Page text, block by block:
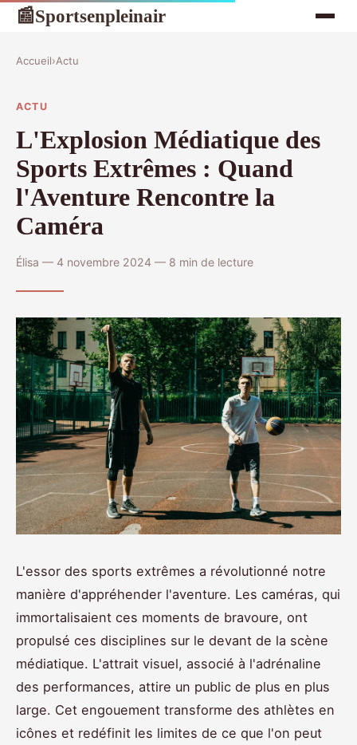
📰Sportsenpleinair
Accueil›Actu
ACTU
L'Explosion Médiatique des
Sports Extrêmes : Quand
l'Aventure Rencontre la
Caméra
Élisa — 4 novembre 2024 — 8 min de lecture
L'essor des sports extrêmes a révolutionné notre
manière d'appréhender l'aventure. Les caméras, qui
immortalisaient ces moments de bravoure, ont
propulsé ces disciplines sur le devant de la scène
médiatique. L'attrait visuel, associé à l'adrénaline
des performances, attire un public de plus en plus
large. Cet engouement transforme des athlètes en
icônes et redéfinit les limites de ce que l'on peut